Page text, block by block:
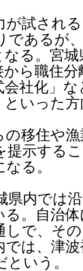
試され
であるが
る。宮
ら職住
会社化」
いった
移住や
提示する
る。
県内では
る。自治
で、そ
は、津
いう。